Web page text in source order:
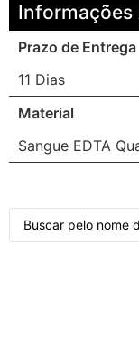
Informações
Prazo de Entrega
11 Dias
Material
Sangue EDTA